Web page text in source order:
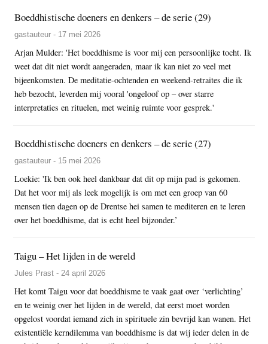
Boeddhistische doeners en denkers – de serie (29)
gastauteur - 17 mei 2026
Arjan Mulder: 'Het boeddhisme is voor mij een persoonlijke tocht. Ik
weet dat dit niet wordt aangeraden, maar ik kan niet zo veel met
bijeenkomsten. De meditatie-ochtenden en weekend-retraites die ik
heb bezocht, leverden mij vooral 'ongeloof op – over starre
interpretaties en rituelen, met weinig ruimte voor gesprek.'
Boeddhistische doeners en denkers – de serie (27)
gastauteur - 15 mei 2026
Loekie: 'Ik ben ook heel dankbaar dat dit op mijn pad is gekomen.
Dat het voor mij als leek mogelijk is om met een groep van 60
mensen tien dagen op de Drentse hei samen te mediteren en te leren
over het boeddhisme, dat is echt heel bijzonder.’
Taigu – Het lijden in de wereld
Jules Prast - 24 april 2026
Het komt Taigu voor dat boeddhisme te vaak gaat over ‘verlichting’
en te weinig over het lijden in de wereld, dat eerst moet worden
opgelost voordat iemand zich in spirituele zin bevrijd kan wanen. Het
existentiële kerndilemma van boeddhisme is dat wij ieder delen in de